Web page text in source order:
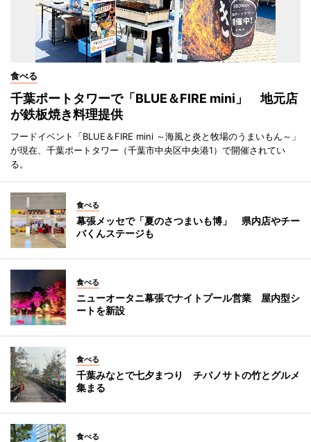
食べる
千葉ポートタワーで「BLUE＆FIRE mini」 地元店
が鉄板焼き料理提供
フードイベント「BLUE＆FIRE mini ～海風と炎と牧場のうまいもん～」
が現在、千葉ポートタワー（千葉市中央区中央港1）で開催されてい
る。
食べる
幕張メッセで「夏のさつまいも博」 県内店やチー
バくんステージも
食べる
ニューオータニ幕張でナイトプール営業 屋内型シ
ートを新設
食べる
千葉みなとで七夕まつり チバノサトの竹とグルメ
集まる
食べる